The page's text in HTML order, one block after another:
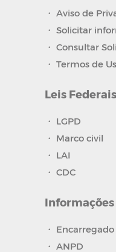
・ Aviso de
・ Solicitar
・ Consultar
・ Termos de
Leis Federais
・ LGPD
・ Marco civil
・ LAI
・ CDC
Informações
・ Encarregado
・ ANPD